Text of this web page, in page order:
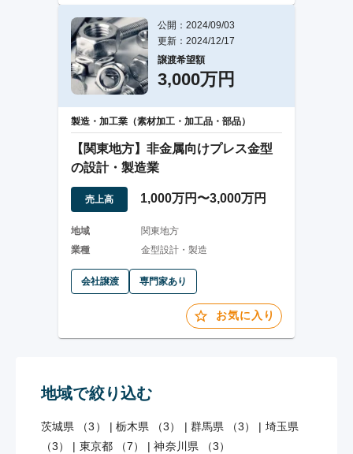
公開：2024/09/03
更新：2024/12/17
譲渡希望額
3,000万円
製造・加工業（素材加工・加工品・部品）
【関東地方】非金属向けプレス金型
の設計・製造業
売上高 1,000万円〜3,000万円
地域
関東地方
業種
金型設計・製造
会社譲渡 専門家あり
お気に入り
地域で絞り込む
茨城県 （3） | 栃木県 （3） | 群馬県 （3） | 埼玉県
（3）
| 東京都 （7） |神奈川県 （3）